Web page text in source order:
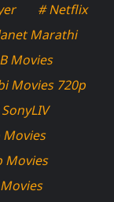
# Netflix
Marathi
Movies
Movies 720p
Movies
Movies